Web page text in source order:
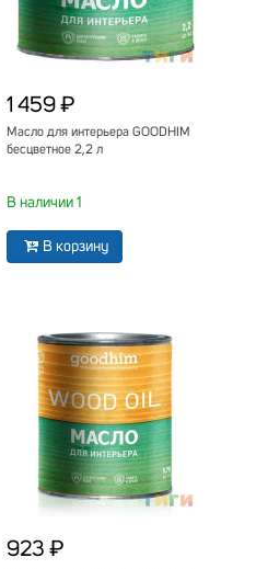
1 459 ₽
Масло для интерьера GOODHIM
бесцветное 2,2 л
В наличии 1
В корзину
923 ₽